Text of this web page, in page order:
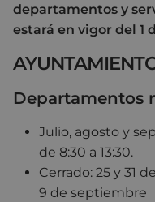
departamentos y
estará en vigor del 1
Departamentos
Julio, agosto y
de 8:30 a 13:30.
Cerrado: 25 y 31
9 de septiembre